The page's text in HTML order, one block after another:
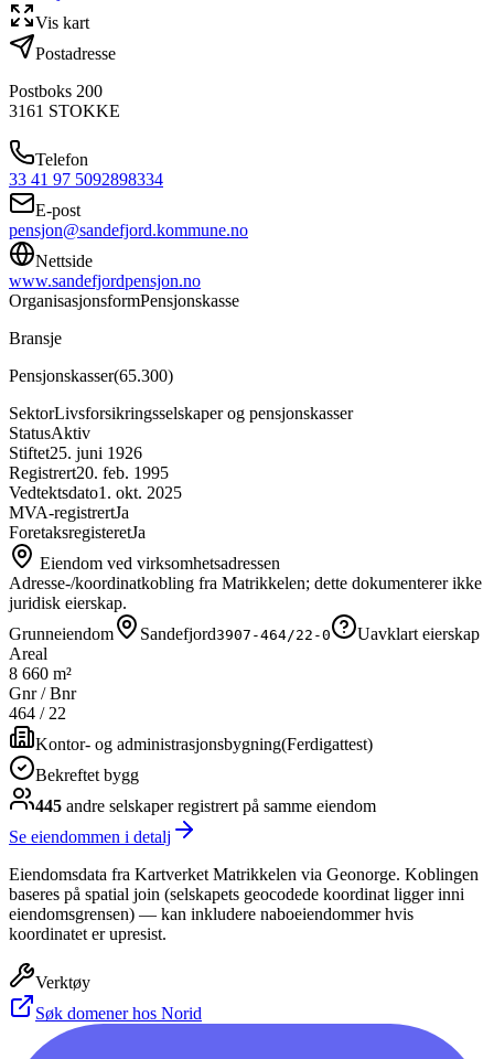
Vis kart
Postadresse
Postboks 200
3161 STOKKE
Telefon
33 41 97 5092898334
E-post
pensjon@sandefjord.kommune.no
Nettside
www.sandefjordpensjon.no
OrganisasjonsformPensjonskasse
Bransje
Pensjonskasser(65.300)
SektorLivsforsikringsselskaper og pensjonskasser
StatusAktiv
Stiftet25. juni 1926
Registrert20. feb. 1995
Vedtektsdato1. okt. 2025
MVA-registrertJa
ForetaksregisteretJa
Eiendom ved virksomhetsadressen
Adresse-/koordinatkobling fra Matrikkelen; dette dokumenterer ikke
juridisk eierskap.
Grunneiendom
Sandefjord3907-464/22-0
Uavklart eierskap
Areal
8 660 m²
Gnr / Bnr
464 / 22
Kontor- og administrasjonsbygning(Ferdigattest)
Bekreftet bygg
445 andre selskaperregistrert på samme eiendom
Se eiendommen i detalj
Eiendomsdata fra Kartverket Matrikkelen via Geonorge. Koblingen
baseres på spatial join (selskapets geocodede koordinat ligger inni
eiendomsgrensen) — kan inkludere naboeiendommer hvis
koordinatet er upresist.
Verktøy
Søk domener hos Norid